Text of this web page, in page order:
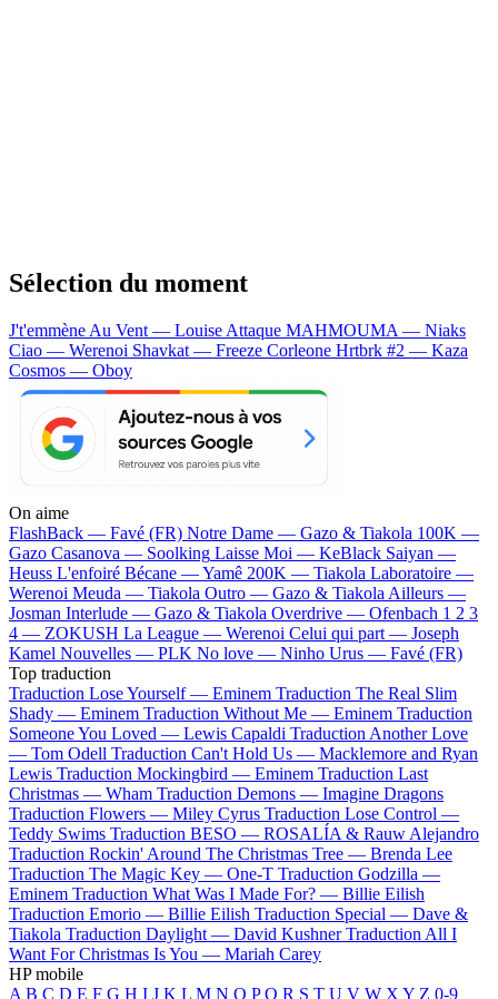
Sélection du moment
J't'emmène Au Vent — Louise Attaque MAHMOUMA — Niaks
Ciao — Werenoi Shavkat — Freeze Corleone Hrtbrk #2 — Kaza
Cosmos — Oboy
On aime
FlashBack — Favé (FR) Notre Dame — Gazo & Tiakola 100K —
Gazo Casanova — Soolking Laisse Moi — KeBlack Saiyan —
Heuss L'enfoiré Bécane —Yamê 200K — Tiakola Laboratoire —
Werenoi Meuda — Tiakola Outro — Gazo & Tiakola Ailleurs —
Josman Interlude — Gazo & Tiakola Overdrive — Ofenbach 1 2 3
4 — ZOKUSH La League — Werenoi Celui qui part — Joseph
Kamel Nouvelles — PLK No love — Ninho Urus — Favé (FR)
Top traduction
Traduction Lose Yourself — Eminem Traduction The Real Slim
Shady — Eminem Traduction Without Me — Eminem Traduction
Someone You Loved — Lewis Capaldi Traduction Another Love
— Tom Odell Traduction Can't Hold Us — Macklemore and Ryan
Lewis Traduction Mockingbird — Eminem Traduction Last
Christmas — Wham Traduction Demons — Imagine Dragons
Traduction Flowers — Miley Cyrus Traduction Lose Control —
Teddy Swims Traduction BESO — ROSALÍA & Rauw Alejandro
Traduction Rockin' Around The Christmas Tree — Brenda Lee
Traduction The Magic Key — One-T Traduction Godzilla —
Eminem Traduction What Was I Made For? — Billie Eilish
Traduction Emorio — Billie Eilish Traduction Special — Dave &
Tiakola Traduction Daylight — David Kushner Traduction All I
Want For Christmas Is You — Mariah Carey
HP mobile
A B C D E F G H I J K L M N O P Q R S T U V W X Y Z 0-9